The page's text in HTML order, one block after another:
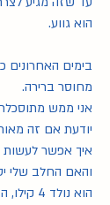
הוא גווע.
מחוסר ברירה.
יודעת אם זה
איך אפשר
והאם החלב שלי